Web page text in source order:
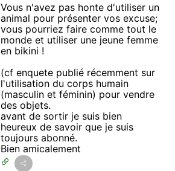
Vous n'avez pas honte d'utiliser un
animal pour présenter vos excuse;
vous pourriez faire comme tout le
monde et utiliser une jeune femme
en bikini !
(cf enquete publié récemment sur
l'utilisation du corps humain
(masculin et féminin) pour vendre
des objets.
avant de sortir je suis bien
heureux de savoir que je suis
toujours abonné.
Bien amicalement